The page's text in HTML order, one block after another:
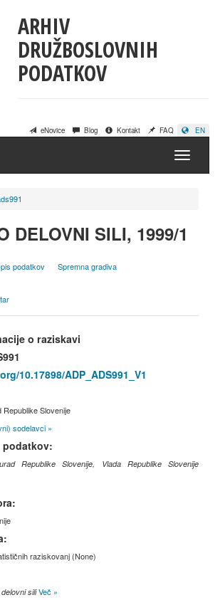
ARHIV
DRUŽBOSLOVNIH
PODATKOV
eNovice Blog Kontakt FAQ EN
Domov
DELOVNI SILI, 1999/1
podatkov Spremna gradiva
o raziskavi
10.17898/ADP_ADS991_V1
Republike Slovenije
sodelavci »
podatkov:
Republike Slovenije, Vlada Republike Slovenije
raziskovanj (None)
sili Več »